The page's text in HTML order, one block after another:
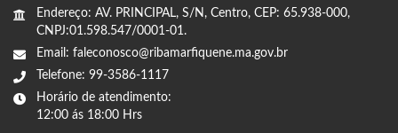
Endereço: AV. PRINCIPAL, S/N, Centro, CEP: 65.938-000,
CNPJ:01.598.547/0001-01.
Email: faleconosco@ribamarfiquene.ma.gov.br
Telefone: 99-3586-1117
Horário de atendimento:
12:00 ás 18:00 Hrs